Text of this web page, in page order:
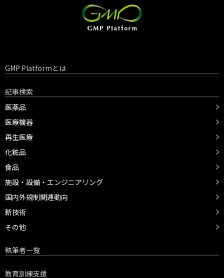
GMP Platformとは
記事検索
医薬品
医療機器
再生医療
化粧品
食品
施設・設備・エンジニアリング
国内外規制関連動向
新技術
その他
執筆者一覧
教育訓練支援